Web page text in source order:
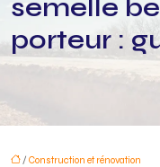
semelle
porteur :
/ Construction et rénovation